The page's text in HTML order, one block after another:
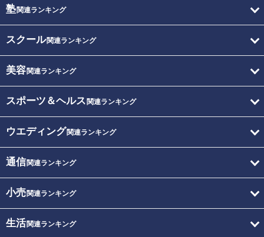
塾関連ランキング
スクール関連ランキング
美容関連ランキング
スポーツ＆ヘルス 関連ランキング
ウエディング関連ランキング
通信関連ランキング
小売関連ランキング
生活関連ランキング